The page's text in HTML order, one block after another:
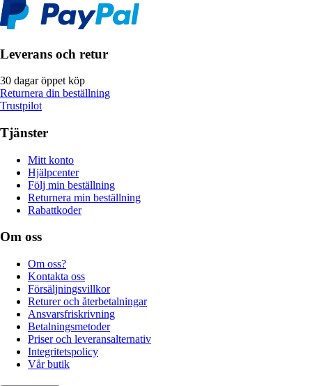
Leverans och retur
30 dagar öppet köp
Returnera din beställning
Trustpilot
Tjänster
Mitt konto
Hjälpcenter
Följ min beställning
Returnera min beställning
Rabattkoder
Om oss
Om oss?
Kontakta oss
Försäljningsvillkor
Returer och återbetalningar
Ansvarsfriskrivning
Betalningsmetoder
Priser och leveransalternativ
Integritetspolicy
Vår butik